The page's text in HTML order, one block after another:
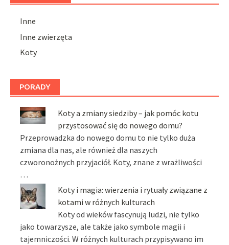
Inne
Inne zwierzęta
Koty
PORADY
Koty a zmiany siedziby – jak pomóc kotu
przystosować się do nowego domu?
Przeprowadzka do nowego domu to nie tylko duża
zmiana dla nas, ale również dla naszych
czworonożnych przyjaciół. Koty, znane z wrażliwości
…
Koty i magia: wierzenia i rytuały związane z
kotami w różnych kulturach
Koty od wieków fascynują ludzi, nie tylko
jako towarzysze, ale także jako symbole magii i
tajemniczości. W różnych kulturach przypisywano im